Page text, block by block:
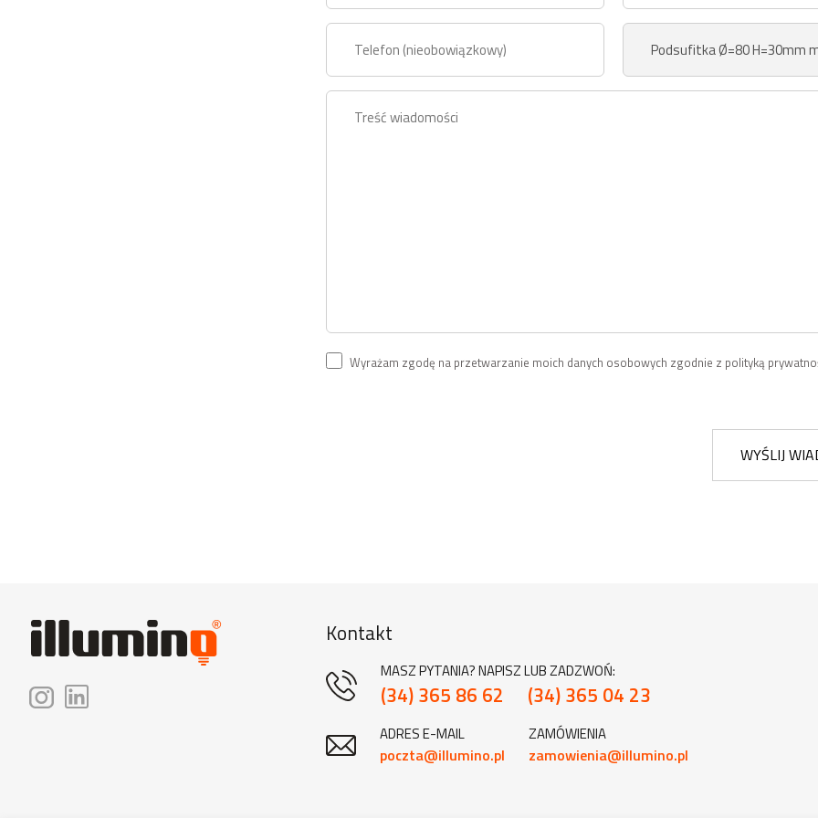
Wyrażam zgodę na przetwarzanie moich danych osobowych zgodnie z polityką
WYŚLIJ
Kontakt
MASZ PYTANIA? NAPISZ LUB ZADZWOŃ:
(34) 365 86 62 (34) 365 04 23
ADRES E-MAIL
poczta@illumino.pl
ZAMÓWIENIA
zamowienia@illumino.pl